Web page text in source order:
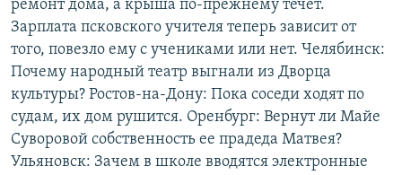
ремонт дома, а крыша по-прежнему течет.
Зарплата псковского учителя теперь зависит от
того, повезло ему с учениками или нет. Челябинск:
Почему народный театр выгнали из Дворца
культуры? Ростов-на-Дону: Пока соседи ходят по
судам, их дом рушится. Оренбург: Вернут ли Майе
Суворовой собственность ее прадеда Матвея?
Ульяновск: Зачем в школе вводятся электронные